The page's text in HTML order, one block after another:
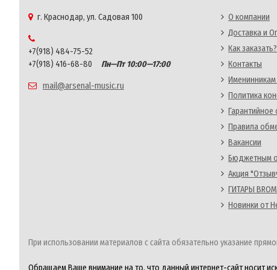
г. Краснодар, ул. Садовая 100
+7(918) 484-75-52
+7(918) 416-68-80
Пн—Пт 10:00—17:00
mail@arsenal-music.ru
О компании
Доставка и
Как заказать?
Контакты
Политика
Гарантийное
Правила
Вакансии
Бюджетным
Акция
ГИТАРЫ
Новинки от
При использовании материалов с сайта обязательно указание
Обращаем Ваше внимание на то, что данный интернет-сайт носит